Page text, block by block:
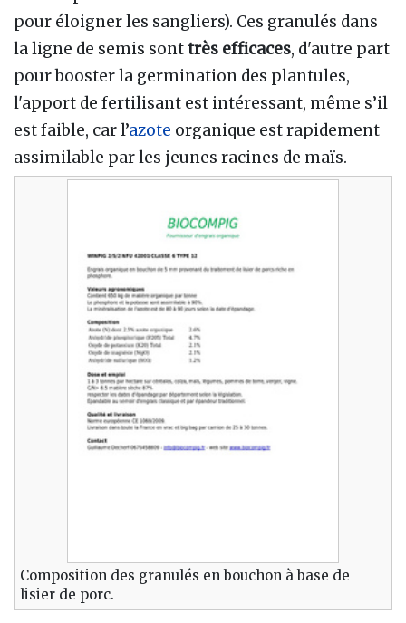
pour éloigner les sangliers). Ces granulés dans
la ligne de semis sonttrès efficaces, d'autre part
pour booster la germination des plantules,
l'apport de fertilisant est intéressant, même s’il
est faible, car l’azote organique est rapidement
assimilable par les jeunes racines de maïs.
Composition des granulés en bouchon à base de
lisier de porc.